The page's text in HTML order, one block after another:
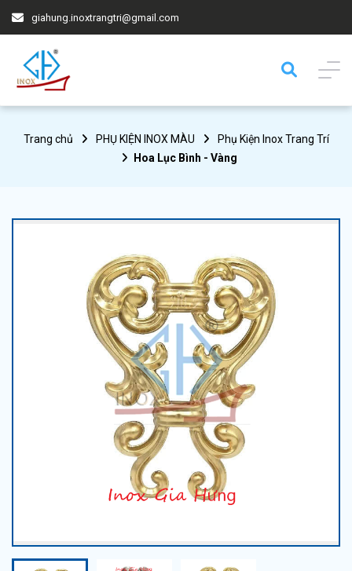
giahung.inoxtrangtri@gmail.com
Trang chủ PHỤ KIỆN INOX MÀU
Phụ Kiện Inox Trang Trí
Hoa Lục Bình - Vàng